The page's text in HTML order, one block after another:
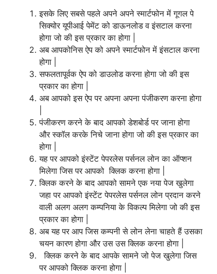
इसके लिए सबसे पहले अपने अपने स्मार्टफोन में गूगल पे
सिक्योर यूपीआई पेमेंट को डाऊनलोड व इंसटाल करना
होगा जो की इस प्रकार का होगा |
अब आपकोनिस ऐप को अपने स्मार्टफोन में इंसटाल करना
होगा |
सफलतापूर्वक ऐप को डाउलोड करना होगा जो की इस
प्रकार का होगा |
अब आपको इस ऐप पर अपना अपना पंजीकरण करना होगा
पंजीकरण करने के बाद आपको डेशबोर्ड पर जाना होगा
और स्कॉल करके निचे जाना होगा जो की इस प्रकार का
होगा |
यह पर आपको इंस्टेंट पेपरलेस पर्सनल लोन का ऑप्शन
मिलेगा जिस पर आपको क्लिक करना होगा |
क्लिक करने के बाद आपको सामने एक नया पेज खुलेगा
जहा पर आपको इंस्टेंट पेपरलेस पर्सनल लोन प्रदान करने
वाली अलग अलग कम्पनिया के विकल्प मिलेगा जो की इस
प्रकार का होगा |
अब यह पर आप जिस कम्पनी से लोन लेना चाहते हैं उसका
चयन कारण होगा और उस उस क्लिक करना होगा |
क्लिक करने के बाद आपके सामने जो पेज खुलेगा जिस
पर आपको क्लिक करना होगा |